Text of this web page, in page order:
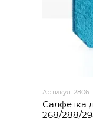
Артикул: 2806
Салфетка
268/288/